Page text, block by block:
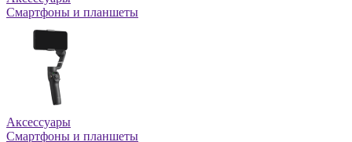
Смартфоны и планшеты
Аксессуары
Смартфоны и планшеты